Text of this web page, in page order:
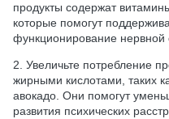
продукты содержат
которые помогут
функционирование нервной
2. Увеличьте потребление
жирными кислотами, таких
авокадо. Они помогут
развития психических